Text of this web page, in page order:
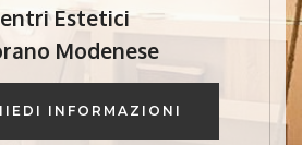
Estetici
Modenese
INFORMAZIONI